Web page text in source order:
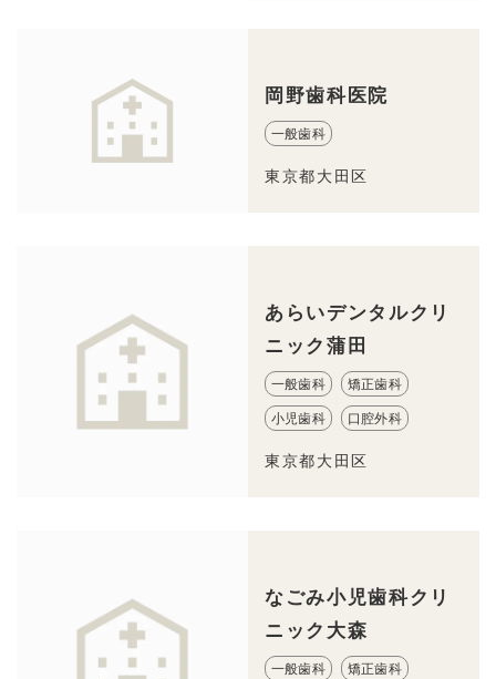
岡野歯科医院
一般歯科
東京都大田区
あらいデンタルクリ
ニック蒲田
一般歯科 矯正歯科
小児歯科 口腔外科
東京都大田区
なごみ小児歯科クリ
ニック大森
一般歯科 矯正歯科